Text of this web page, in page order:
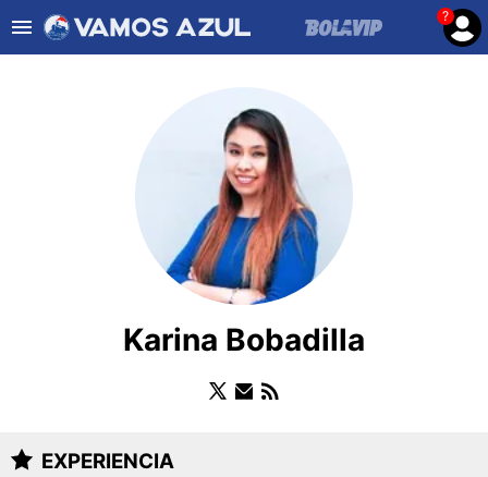
?
FUERZAS BÁSICASKarina Bobadilla
EXPERIENCIA